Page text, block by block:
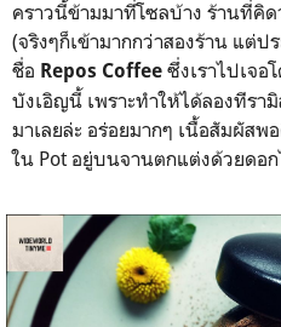
คราวนี้ข้ามมาที่โซลบ้าง ร้านที่คิ
(จริงๆก็เข้ามากกว่าสองร้าน แต่
ชื่อ Repos Coffee ซึ่งเราไปเจ
บังเอิญนี้ เพราะทำให้ได้ลองทีรา
มาเลยล่ะ อร่อยมากๆ เนื้อสัมผัส
ใน Pot อยู่บนจานตกแต่งด้วยดอ